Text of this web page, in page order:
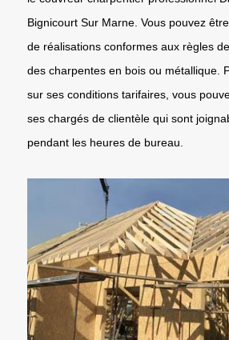
Bignicourt Sur Marne. Vous pouvez
de réalisations conformes aux règles
des charpentes en bois ou métallique.
sur ses conditions tarifaires, vous
ses chargés de clientèle qui sont
pendant les heures de bureau.